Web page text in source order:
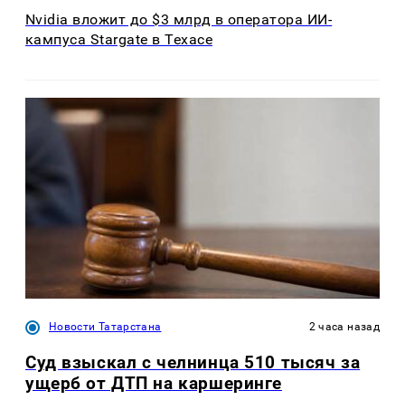
Nvidia вложит до $3 млрд в оператора ИИ-
кампуса Stargate в Техасе
Новости Татарстана 2 часа назад
Суд взыскал с челнинца 510 тысяч за
ущерб от ДТП на каршеринге